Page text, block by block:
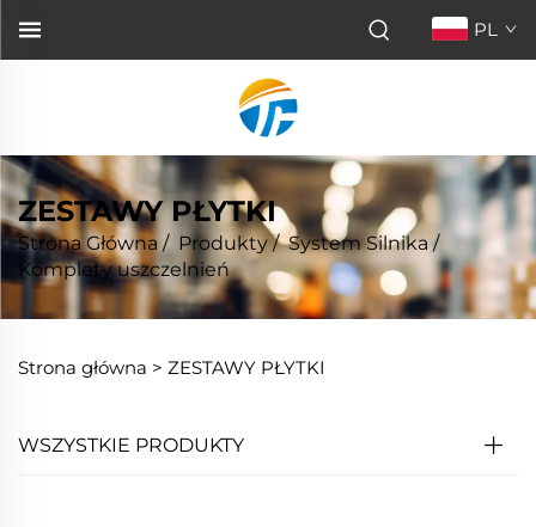
PL
ZESTAWY PŁYTKI
Strona Główna / Produkty/System Silnika/
Komplety uszczelnień
Strona główna > ZESTAWY PŁYTKI
WSZYSTKIE PRODUKTY